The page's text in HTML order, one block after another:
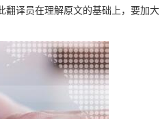
翻译员在理解原文的基础上，要加大